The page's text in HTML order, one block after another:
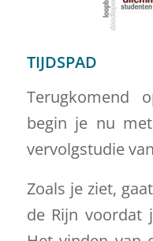
TIJDSPAD
Terugkomend
begin je nu
vervolgstudie
Zoals je ziet,
de Rijn voordat